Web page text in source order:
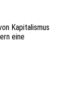
Kapi­ta­lis­mus
eine